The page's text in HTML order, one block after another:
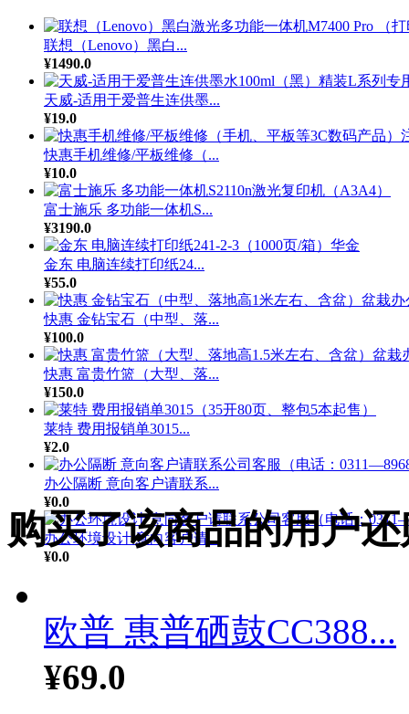
联想（Lenovo）黑白...
¥1490.0
天威-适用于爱普生连供墨...
¥19.0
快惠手机维修/平板维修（...
¥10.0
富士施乐 多功能一体机S...
¥3190.0
金东 电脑连续打印纸24...
¥55.0
快惠 金钻宝石（中型、落...
¥100.0
快惠 富贵竹篮（大型、落...
¥150.0
莱特 费用报销单3015...
¥2.0
办公隔断 意向客户请联系...
¥0.0
办公环境设计 意向客户请...
¥0.0
购买了该商品的用户
欧普 惠普硒鼓CC388...
¥69.0